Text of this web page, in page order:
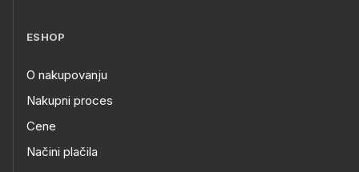
ESHOP
O nakupovanju
Nakupni proces
Cene
Načini plačila